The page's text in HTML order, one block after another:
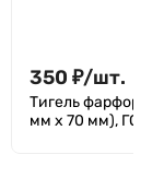
350 ₽/шт.
Тигель
мм х 70 мм), ГОСТ